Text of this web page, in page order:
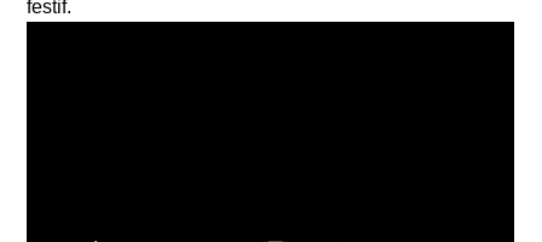
festif.